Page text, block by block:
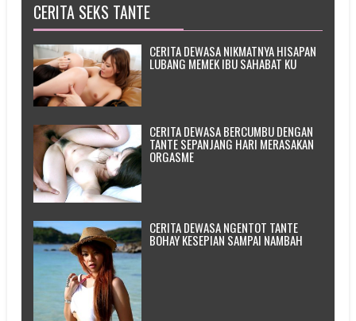
CERITA SEKS TANTE
CERITA DEWASA NIKMATNYA HISAPAN
LUBANG MEMEK IBU SAHABAT KU
CERITA DEWASA BERCUMBU DENGAN
TANTE SEPANJANG HARI MERASAKAN
ORGASME
CERITA DEWASA NGENTOT TANTE
BOHAY KESEPIAN SAMPAI NAMBAH